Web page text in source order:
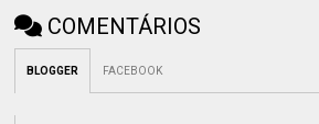
COMENTÁRIOS
BLOGGER FACEBOOK